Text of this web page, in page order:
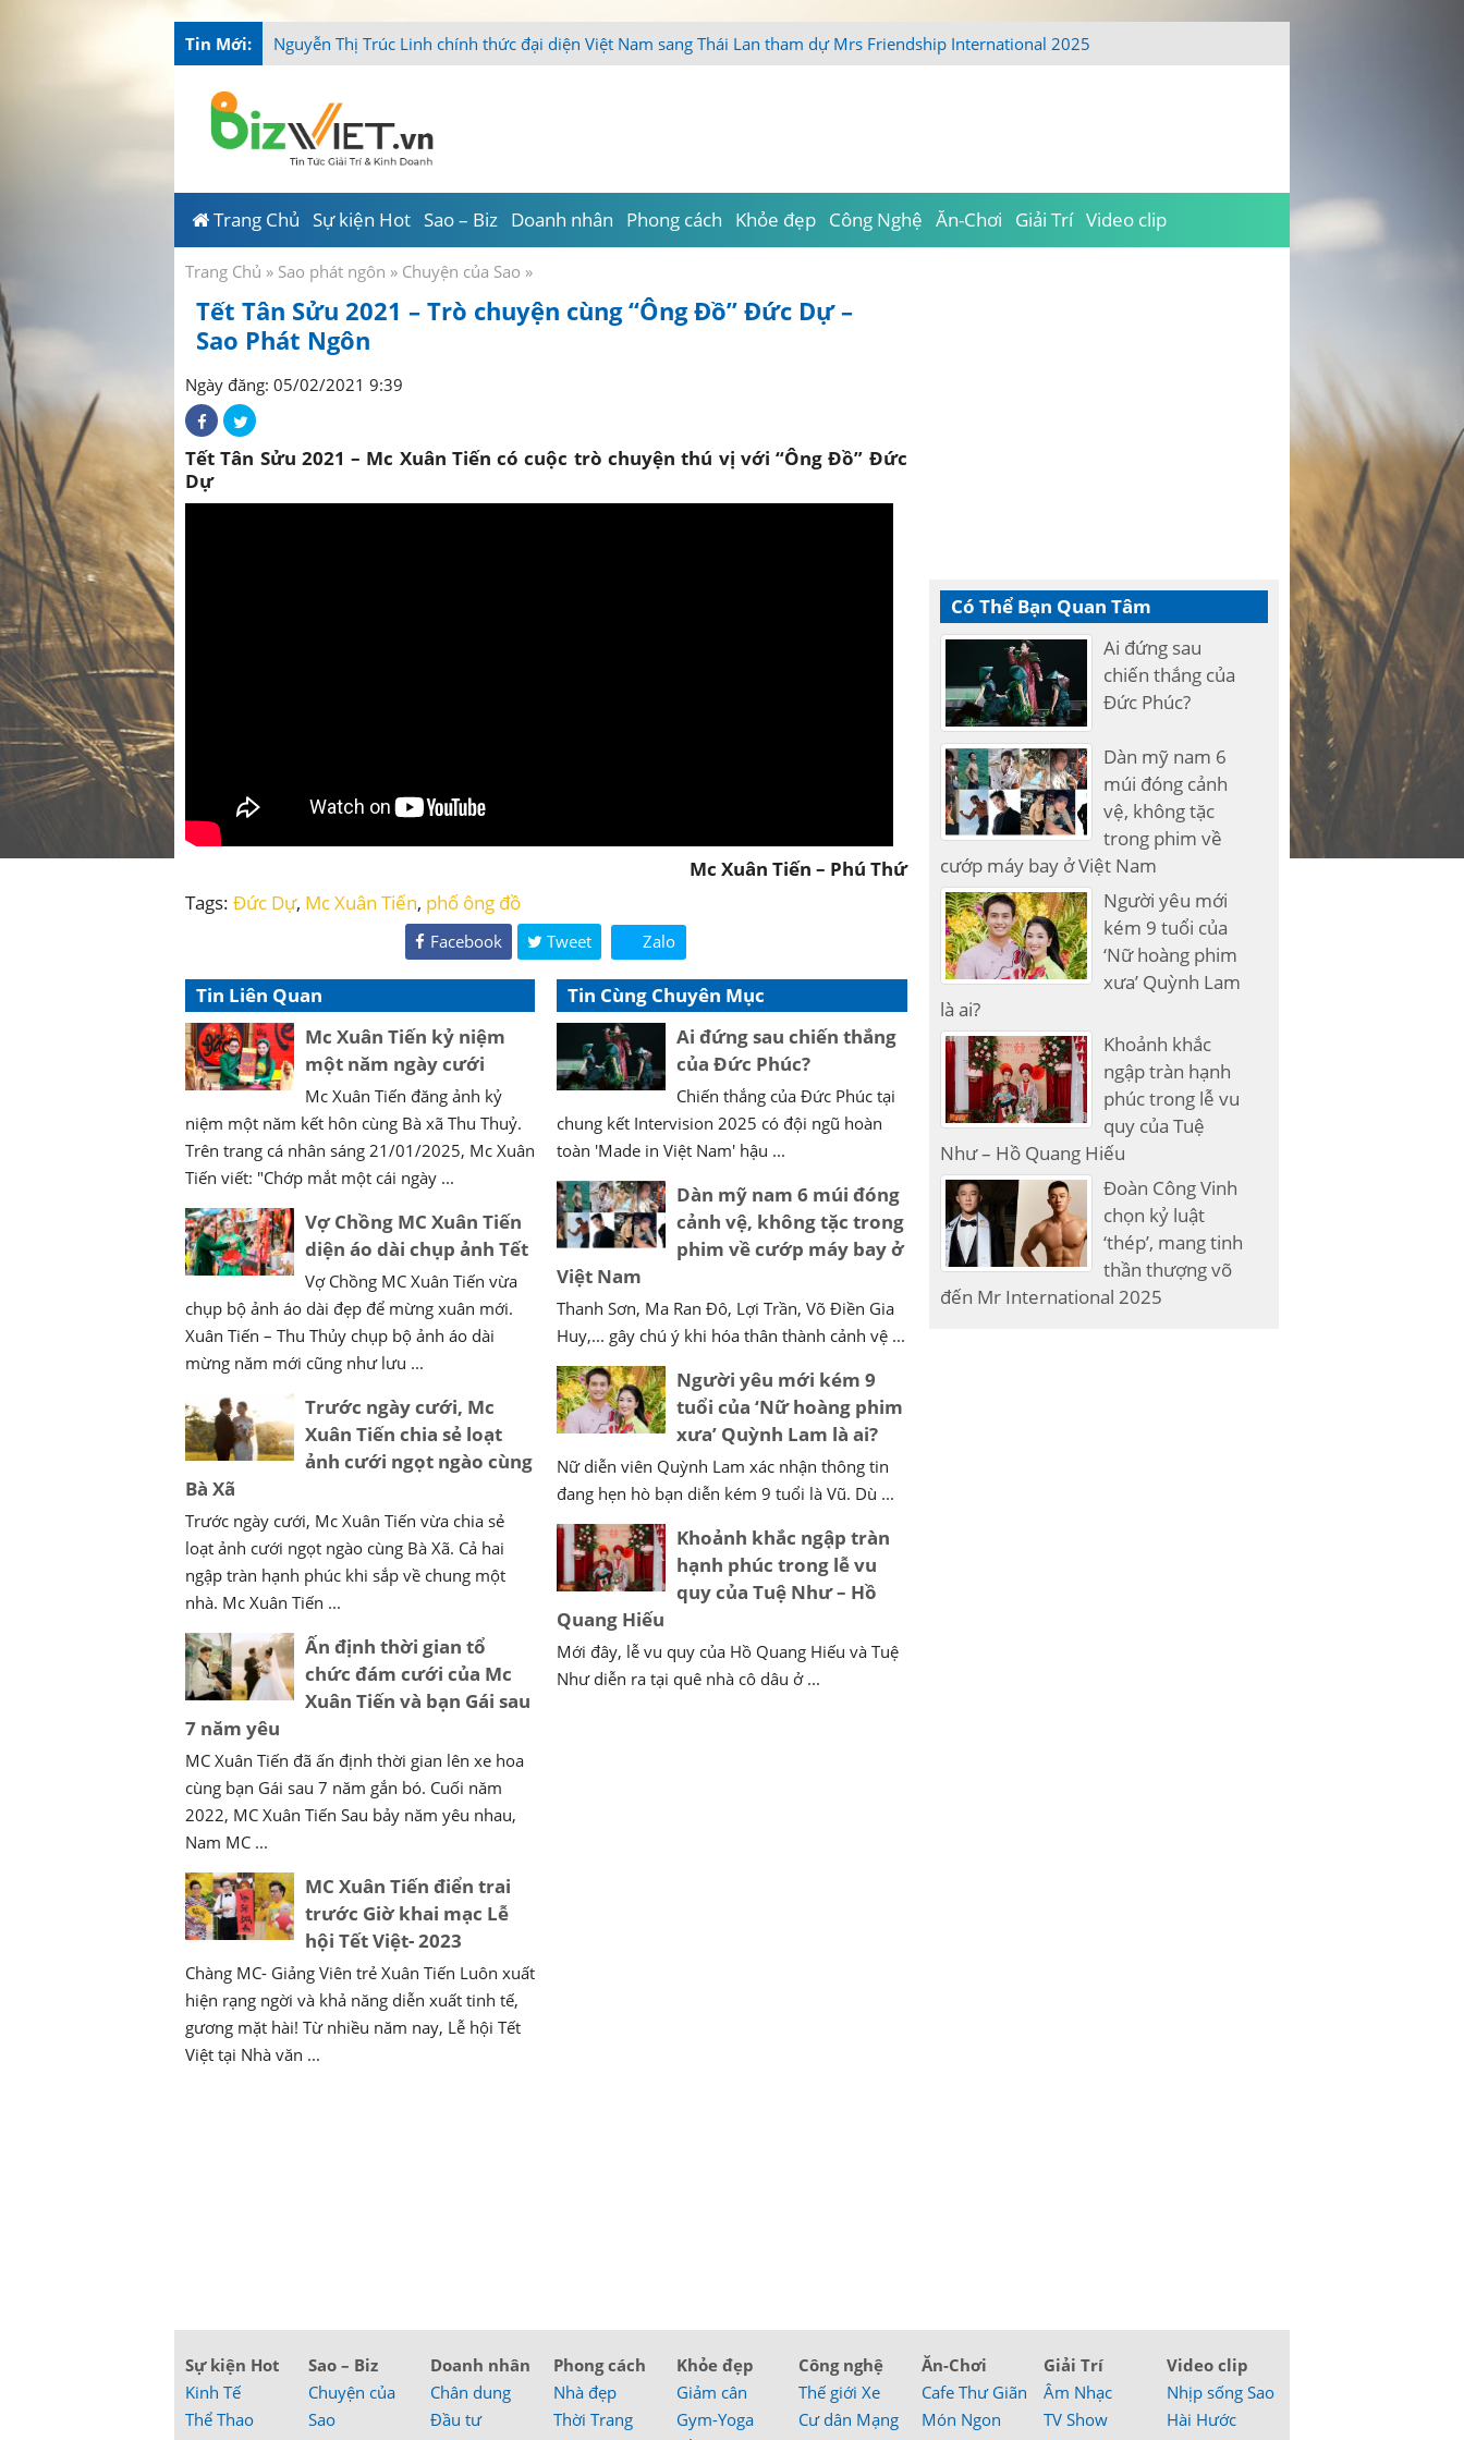
Tin Mới: Nguyễn Thị Trúc Linh chính thức đại diện Việt Nam sang Thái Lan tham dự Mrs Friendship International 2025
Trang Chủ Sự kiện Hot Sao – Biz Doanh nhân Phong cách Khỏe đẹp Công Nghệ Ăn-Chơi Giải Trí Video clip
Trang Chủ » Sao phát ngôn » Chuyện của Sao »
Tết Tân Sửu 2021 – Trò chuyện cùng “Ông Đồ” Đức Dự –
Sao Phát Ngôn
Ngày đăng: 05/02/2021 9:39
Tết Tân Sửu 2021 – Mc Xuân Tiến có cuộc trò chuyện thú vị với “Ông Đồ” Đức
Dự
Mc Xuân Tiến – Phú Thứ
Tags: Đức Dự, Mc Xuân Tiến, phố ông đồ
Facebook Tweet Zalo
Tin Liên Quan
Mc Xuân Tiến kỷ niệm
một năm ngày cưới
Mc Xuân Tiến đăng ảnh kỷ
niệm một năm kết hôn cùng Bà xã Thu Thuỷ.
Trên trang cá nhân sáng 21/01/2025, Mc Xuân
Tiến viết: "Chớp mắt một cái ngày ...
Vợ Chồng MC Xuân Tiến
diện áo dài chụp ảnh Tết
Vợ Chồng MC Xuân Tiến vừa
chụp bộ ảnh áo dài đẹp để mừng xuân mới.
Xuân Tiến – Thu Thủy chụp bộ ảnh áo dài
mừng năm mới cũng như lưu ...
Trước ngày cưới, Mc
Xuân Tiến chia sẻ loạt
ảnh cưới ngọt ngào cùng
Bà Xã
Trước ngày cưới, Mc Xuân Tiến vừa chia sẻ
loạt ảnh cưới ngọt ngào cùng Bà Xã. Cả hai
ngập tràn hạnh phúc khi sắp về chung một
nhà. Mc Xuân Tiến ...
Ấn định thời gian tổ
chức đám cưới của Mc
Xuân Tiến và bạn Gái sau
7 năm yêu
MC Xuân Tiến đã ấn định thời gian lên xe hoa
cùng bạn Gái sau 7 năm gắn bó. Cuối năm
2022, MC Xuân Tiến Sau bảy năm yêu nhau,
Nam MC ...
MC Xuân Tiến điển trai
trước Giờ khai mạc Lễ
hội Tết Việt- 2023
Chàng MC- Giảng Viên trẻ Xuân Tiến Luôn xuất
hiện rạng ngời và khả năng diễn xuất tinh tế,
gương mặt hài! Từ nhiều năm nay, Lễ hội Tết
Việt tại Nhà văn ...
Tin Cùng Chuyên Mục
Ai đứng sau chiến thắng
của Đức Phúc?
Chiến thắng của Đức Phúc tại
chung kết Intervision 2025 có đội ngũ hoàn
toàn 'Made in Việt Nam' hậu ...
Dàn mỹ nam 6 múi đóng
cảnh vệ, không tặc trong
phim về cướp máy bay ở
Việt Nam
Thanh Sơn, Ma Ran Đô, Lợi Trần, Võ Điền Gia
Huy,... gây chú ý khi hóa thân thành cảnh vệ ...
Người yêu mới kém 9
tuổi của ‘Nữ hoàng phim
xưa’ Quỳnh Lam là ai?
Nữ diễn viên Quỳnh Lam xác nhận thông tin
đang hẹn hò bạn diễn kém 9 tuổi là Vũ. Dù ...
Khoảnh khắc ngập tràn
hạnh phúc trong lễ vu
quy của Tuệ Như – Hồ
Quang Hiếu
Mới đây, lễ vu quy của Hồ Quang Hiếu và Tuệ
Như diễn ra tại quê nhà cô dâu ở ...
Có Thể Bạn Quan Tâm
Ai đứng sau
chiến thắng của
Đức Phúc?
Dàn mỹ nam 6
múi đóng cảnh
vệ, không tặc
trong phim về
cướp máy bay ở Việt Nam
Người yêu mới
kém 9 tuổi của
‘Nữ hoàng phim
xưa’ Quỳnh Lam
là ai?
Khoảnh khắc
ngập tràn hạnh
phúc trong lễ vu
quy của Tuệ
Như – Hồ Quang Hiếu
Đoàn Công Vinh
chọn kỷ luật
‘thép’, mang tinh
thần thượng võ
đến Mr International 2025
Sự kiện Hot
Kinh Tế
Thể Thao
Sao – Biz
Chuyện của
Sao
Doanh nhân
Chân dung
Đầu tư
Phong cách
Nhà đẹp
Thời Trang
Khỏe đẹp
Giảm cân
Gym-Yoga
Công nghệ
Thế giới Xe
Cư dân Mạng
Ăn-Chơi
Cafe Thư Giãn
Món Ngon
Giải Trí
Âm Nhạc
TV Show
Video clip
Nhịp sống Sao
Hài Hước